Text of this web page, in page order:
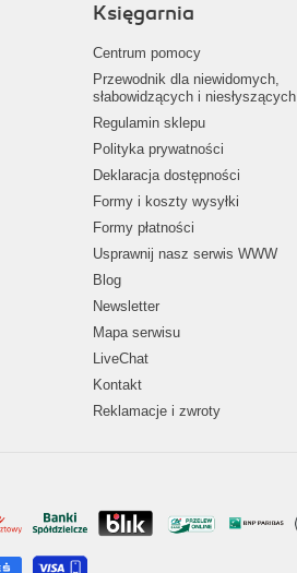
Księgarnia
Centrum pomocy
Przewodnik dla niewidomych,
słabowidzących i niesłyszących
Regulamin sklepu
Polityka prywatności
Deklaracja dostępności
Formy i koszty wysyłki
Formy płatności
Usprawnij nasz serwis WWW
Blog
Newsletter
Mapa serwisu
LiveChat
Kontakt
Reklamacje i zwroty